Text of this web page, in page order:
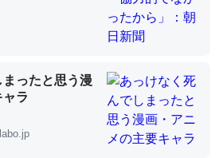
ないのか。知らんかった。調べたら
分はエビの600分の1程度。
ったと思う漫
ラ